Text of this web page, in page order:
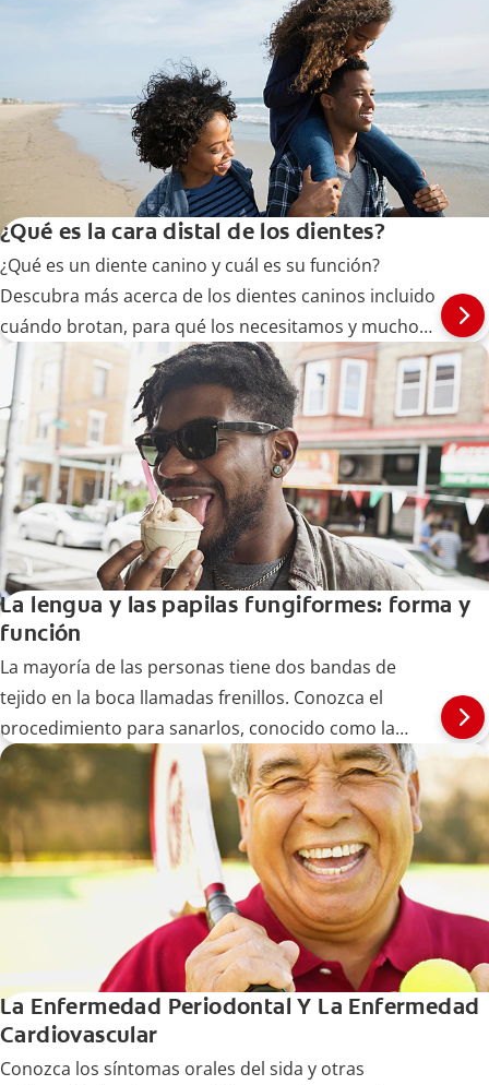
¿Qué es la cara distal de los dientes?
¿Qué es un diente canino y cuál es su función?
Descubra más acerca de los dientes caninos incluido
cuándo brotan, para qué los necesitamos y mucho
más.
La lengua y las papilas fungiformes: forma y
función
La mayoría de las personas tiene dos bandas de
tejido en la boca llamadas frenillos. Conozca el
procedimiento para sanarlos, conocido como la
frenotomía aquí.
La Enfermedad Periodontal Y La Enfermedad
Cardiovascular
Conozca los síntomas orales del sida y otras